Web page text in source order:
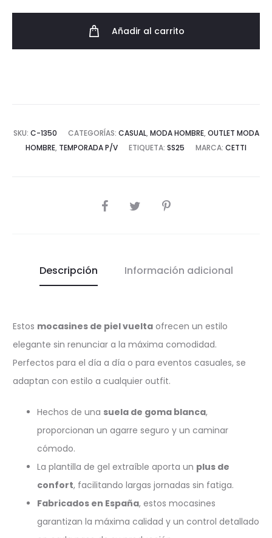
Añadir al carrito
SKU: C-1350 CATEGORÍAS: CASUAL, MODA HOMBRE, OUTLET MODA
HOMBRE, TEMPORADA P/V ETIQUETA: SS25 MARCA: CETTI
COMPARTIR
Descripción Información adicional
Estos mocasines de piel vuelta ofrecen un estilo
elegante sin renunciar a la máxima comodidad.
Perfectos para el día a día o para eventos casuales, se
adaptan con estilo a cualquier outfit.
Hechos de una suela de goma blanca,
proporcionan un agarre seguro y un caminar
cómodo.
La plantilla de gel extraíble aporta un plus de
confort, facilitando largas jornadas sin fatiga.
Fabricados en España, estos mocasines
garantizan la máxima calidad y un control detallado